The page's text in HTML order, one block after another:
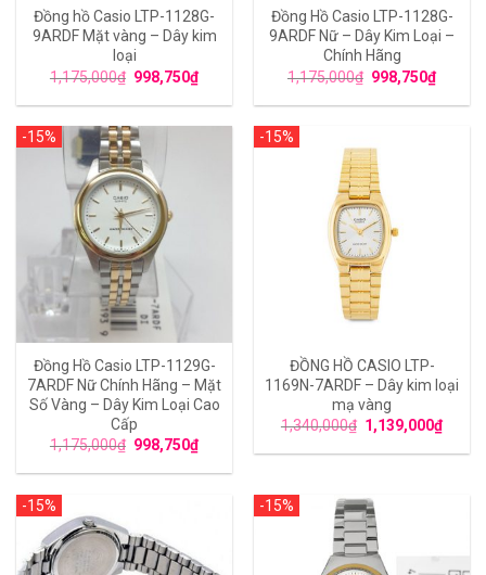
Đồng hồ Casio LTP-1128G-
9ARDF Mặt vàng – Dây kim
loại
1,175,000₫ 998,750₫
Đồng Hồ Casio LTP-1128G-
9ARDF Nữ – Dây Kim Loại –
Chính Hãng
1,175,000₫ 998,750₫
-15%
Đồng Hồ Casio LTP-1129G-
7ARDF Nữ Chính Hãng – Mặt
Số Vàng – Dây Kim Loại Cao
Cấp
1,175,000₫ 998,750₫
-15%
ĐỒNG HỒ CASIO LTP-
1169N-7ARDF – Dây kim loại
mạ vàng
1,340,000₫ 1,139,000₫
-15% -15%